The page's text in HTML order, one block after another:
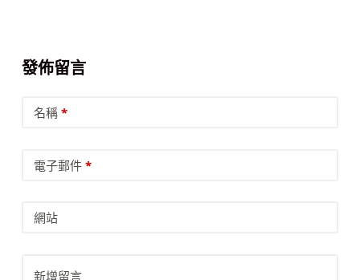
發佈留言
名稱*
電子郵件*
網站
新增留言